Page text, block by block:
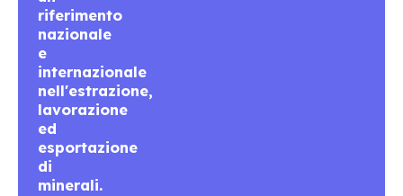
riferimento
nazionale
e
internazionale
nell'estrazione,
lavorazione
ed
esportazione
di
minerali.